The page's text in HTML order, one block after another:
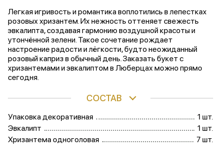
Легкая игривость и романтика воплотились в лепестках
розовых хризантем. Их нежность оттеняет свежесть
эвкалипта, создавая гармонию воздушной красоты и
утончённой зелени. Такое сочетание рождает
настроение радости и лёгкости, будто неожиданный
розовый каприз в обычный день. Заказать букет с
хризантемами и эвкалиптом в Люберцах можно прямо
сегодня.
СОСТАВ
Упаковка декоративная
1 шт.
Эвкалипт
1 шт.
Хризантема одноголовая
7 шт.